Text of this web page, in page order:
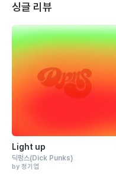
싱글 리뷰
Light up
딕펑스(Dick Punks)
by 정기엽